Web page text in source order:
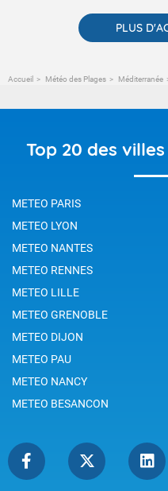
PLUS
Accueil Météo des Plages Méditerranée
Top 20 des
METEO PARIS
METEO LYON
METEO NANTES
METEO RENNES
METEO LILLE
METEO GRENOBLE
METEO DIJON
METEO PAU
METEO NANCY
METEO BESANCON